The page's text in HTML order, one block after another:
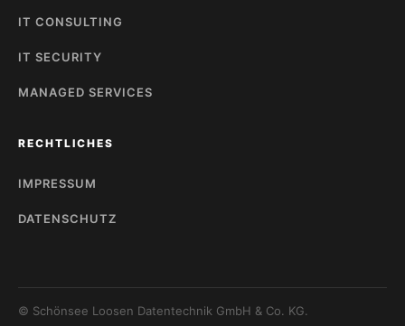
IT CONSULTING
IT SECURITY
MANAGED SERVICES
RECHTLICHES
IMPRESSUM
DATENSCHUTZ
© Schönsee Loosen Datentechnik GmbH & Co. KG.